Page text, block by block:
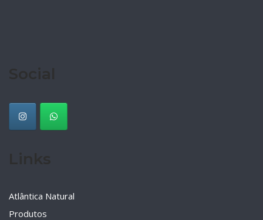
Atlântica Natural
Produtos